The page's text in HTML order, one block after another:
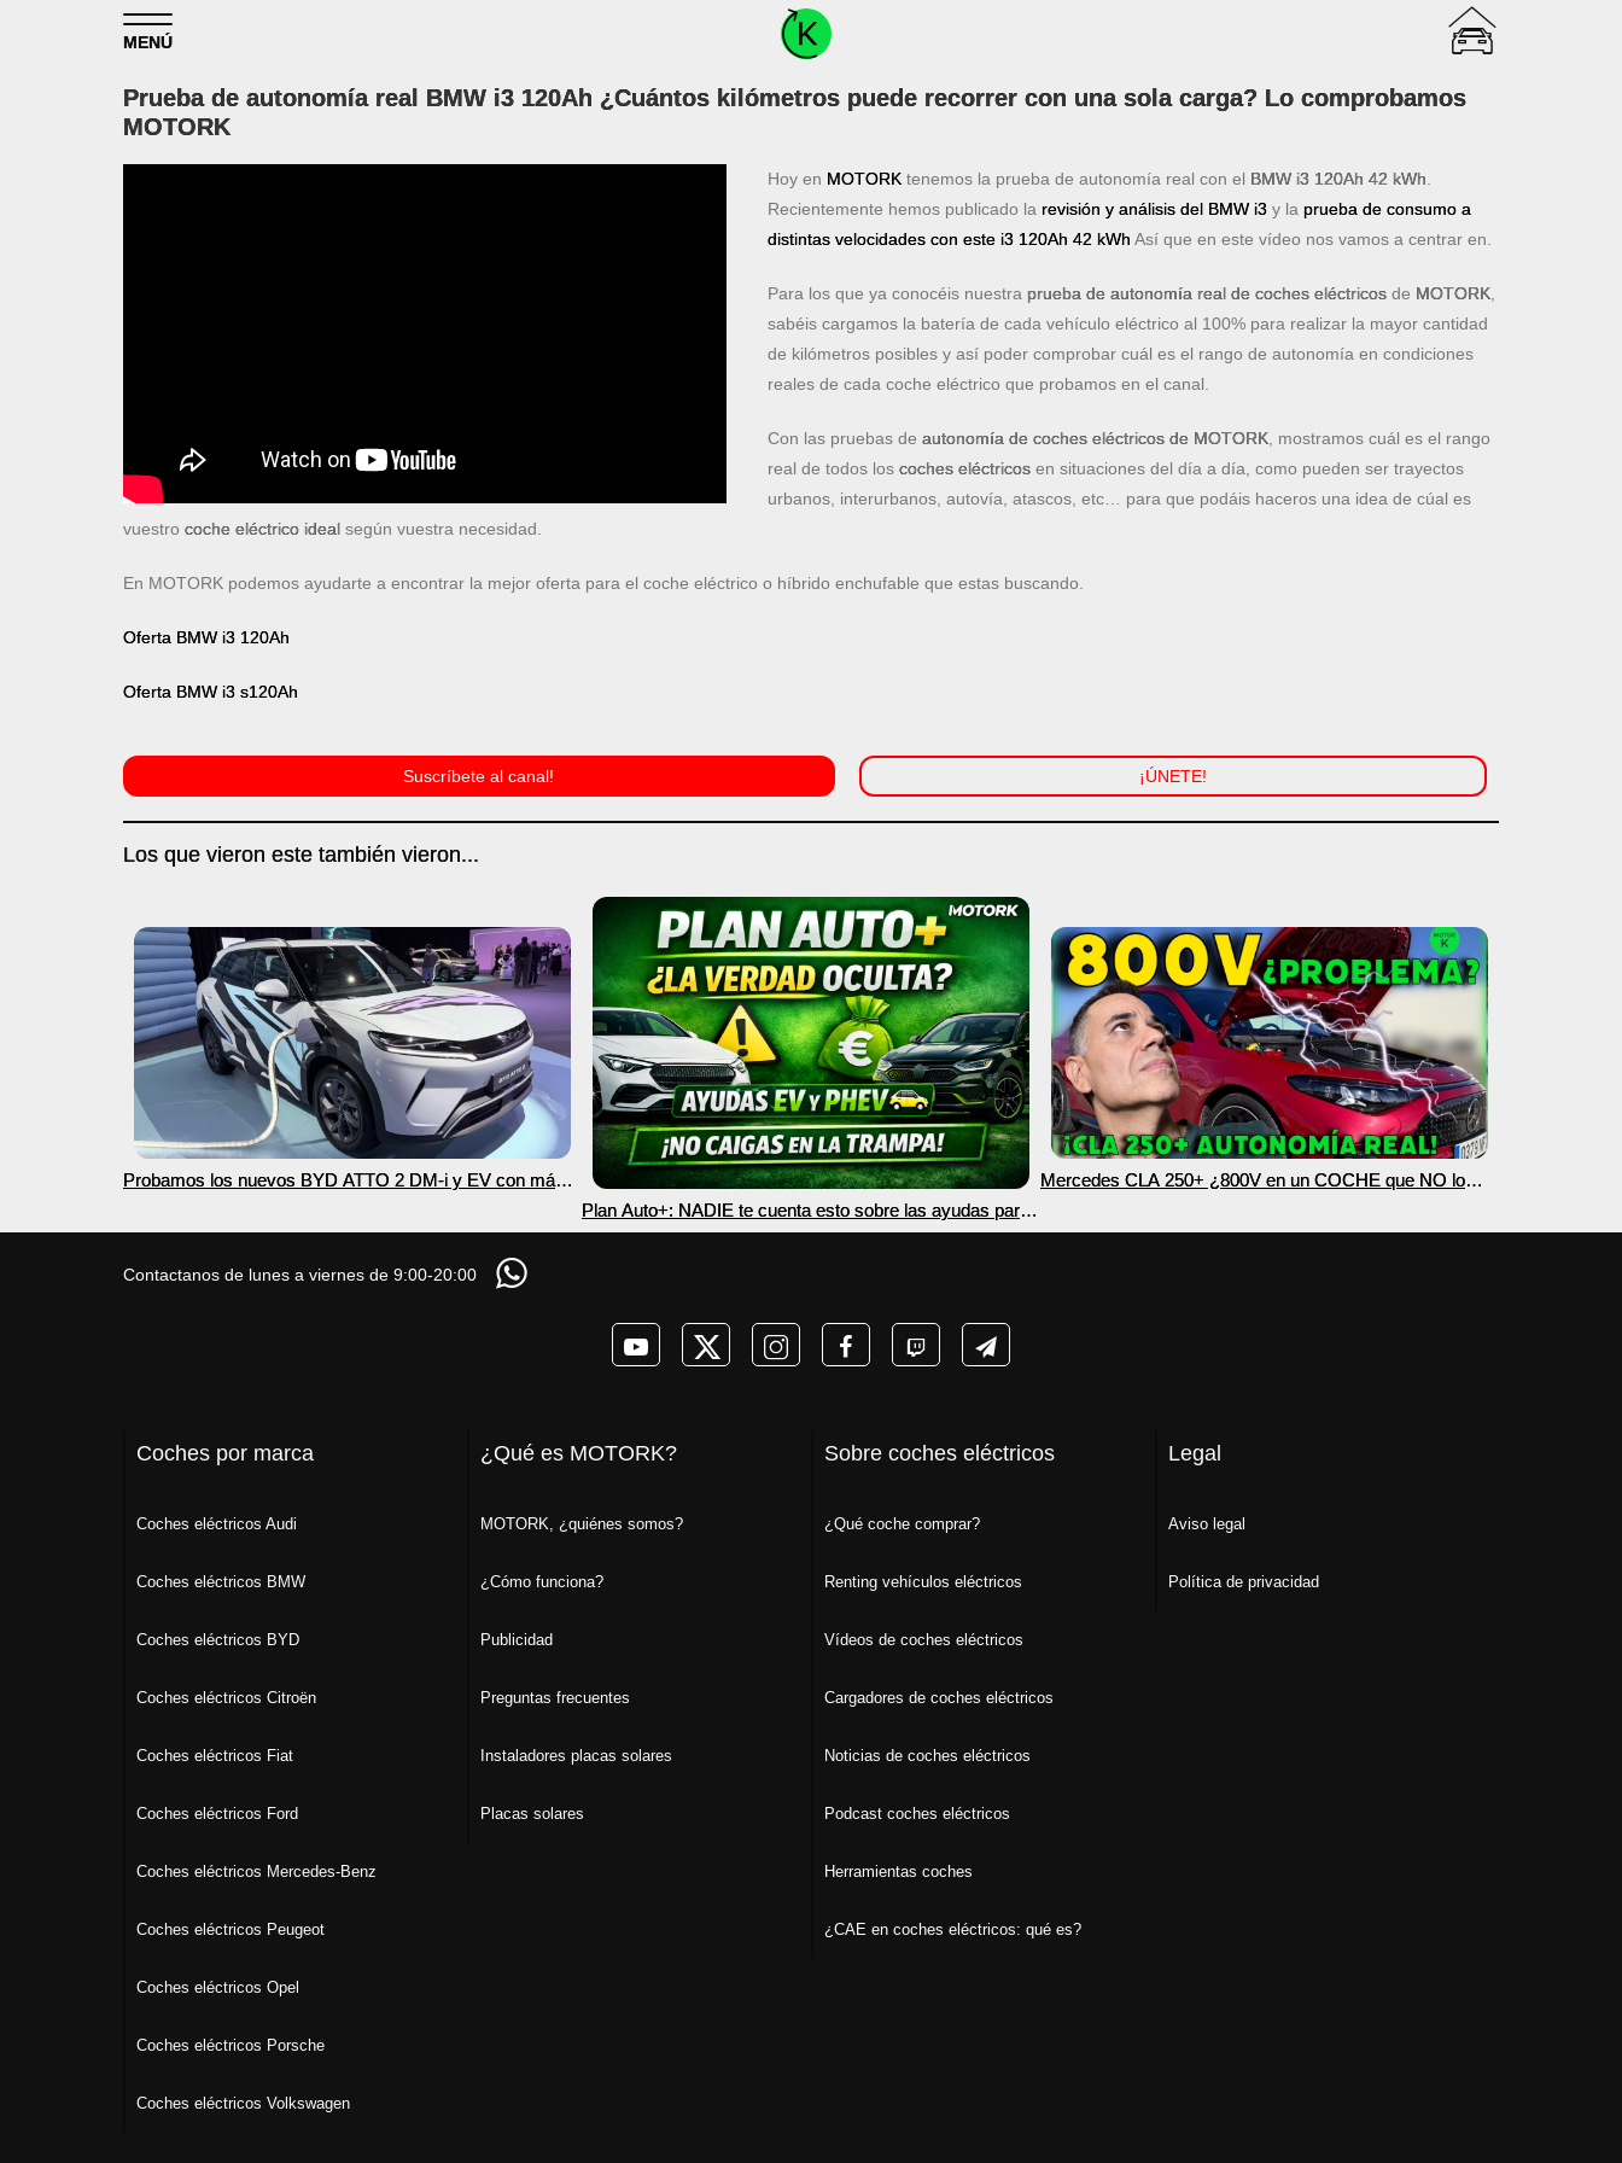
MENÚ
Prueba de autonomía real BMW i3 120Ah ¿Cuántos kilómetros puede recorrer con una sola carga? Lo comprobamos
MOTORK
Hoy en MOTORK tenemos la prueba de autonomía real con el BMW i3 120Ah 42 kWh.
Recientemente hemos publicado larevisión y análisis del BMW i3 y laprueba de consumo a
distintas velocidades con este i3 120Ah 42 kWh Así que en este vídeo nos vamos a centrar en.
Para los que ya conocéis nuestraprueba de autonomía real de coches eléctricos de MOTORK,
sabéis cargamos la batería de cada vehículo eléctrico al 100% para realizar la mayor cantidad
de kilómetros posibles y así poder comprobar cuál es el rango de autonomía en condiciones
reales de cada coche eléctrico que probamos en el canal.
Con las pruebas deautonomía de coches eléctricos de MOTORK, mostramos cuál es el rango
real de todos loscoches eléctricos en situaciones del día a día, como pueden ser trayectos
urbanos, interurbanos, autovía, atascos, etc… para que podáis haceros una idea de cúal es
vuestro coche eléctrico ideal según vuestra necesidad.
En MOTORK podemos ayudarte a encontrar la mejor oferta para el coche eléctrico o híbrido enchufable que estas buscando.
Oferta BMW i3 120Ah
Oferta BMW i3 s120Ah
Suscríbete al canal! ¡ÚNETE!
Los que vieron este también vieron...
Probamos los nuevos BYD ATTO 2 DM-i y EV con más
Plan Auto+: NADIE te cuenta esto sobre las ayudas para
coches eléctricos y PHEV 2026
Mercedes CLA 250+ ¿800V en un COCHE que NO lo
Contactanos de lunes a viernes de 9:00-20:00
Coches por marca
Coches eléctricos Audi
Coches eléctricos BMW
Coches eléctricos BYD
Coches eléctricos Citroën
Coches eléctricos Fiat
Coches eléctricos Ford
Coches eléctricos Mercedes-Benz
Coches eléctricos Peugeot
Coches eléctricos Opel
Coches eléctricos Porsche
Coches eléctricos Volkswagen
¿Qué es MOTORK?
MOTORK, ¿quiénes somos?
¿Cómo funciona?
Publicidad
Preguntas frecuentes
Instaladores placas solares
Placas solares
Sobre coches eléctricos
¿Qué coche comprar?
Renting vehículos eléctricos
Vídeos de coches eléctricos
Cargadores de coches eléctricos
Noticias de coches eléctricos
Podcast coches eléctricos
Herramientas coches
¿CAE en coches eléctricos: qué es?
Legal
Aviso legal
Política de privacidad